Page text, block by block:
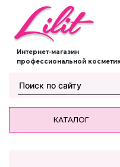
Интернет-магазин
профессиональной
КАТАЛОГ